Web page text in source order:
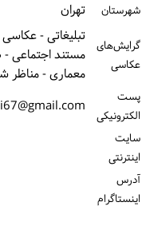
شهرستان تهران
گرایش‌های
عکاسی
تبلیغاتی -
مستند اجتماعی
معماری - مناظر
پست
الكترونیكی
سایت
اینترنتی
آدرس
اینستاگرام